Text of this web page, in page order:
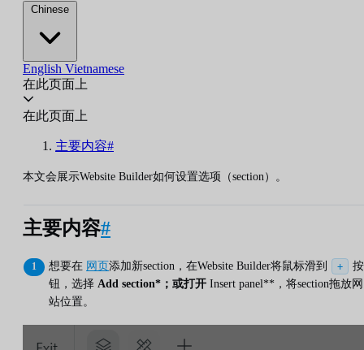
Chinese
English Vietnamese
在此页面上
在此页面上
主要内容#
本文会展示Website Builder如何设置选项（section）。
主要内容#
想要在 网页添加新section，在Website Builder将鼠标滑到 +
按
钮，选择 Add section*；或打开 Insert panel**，将section拖放网
站位置。